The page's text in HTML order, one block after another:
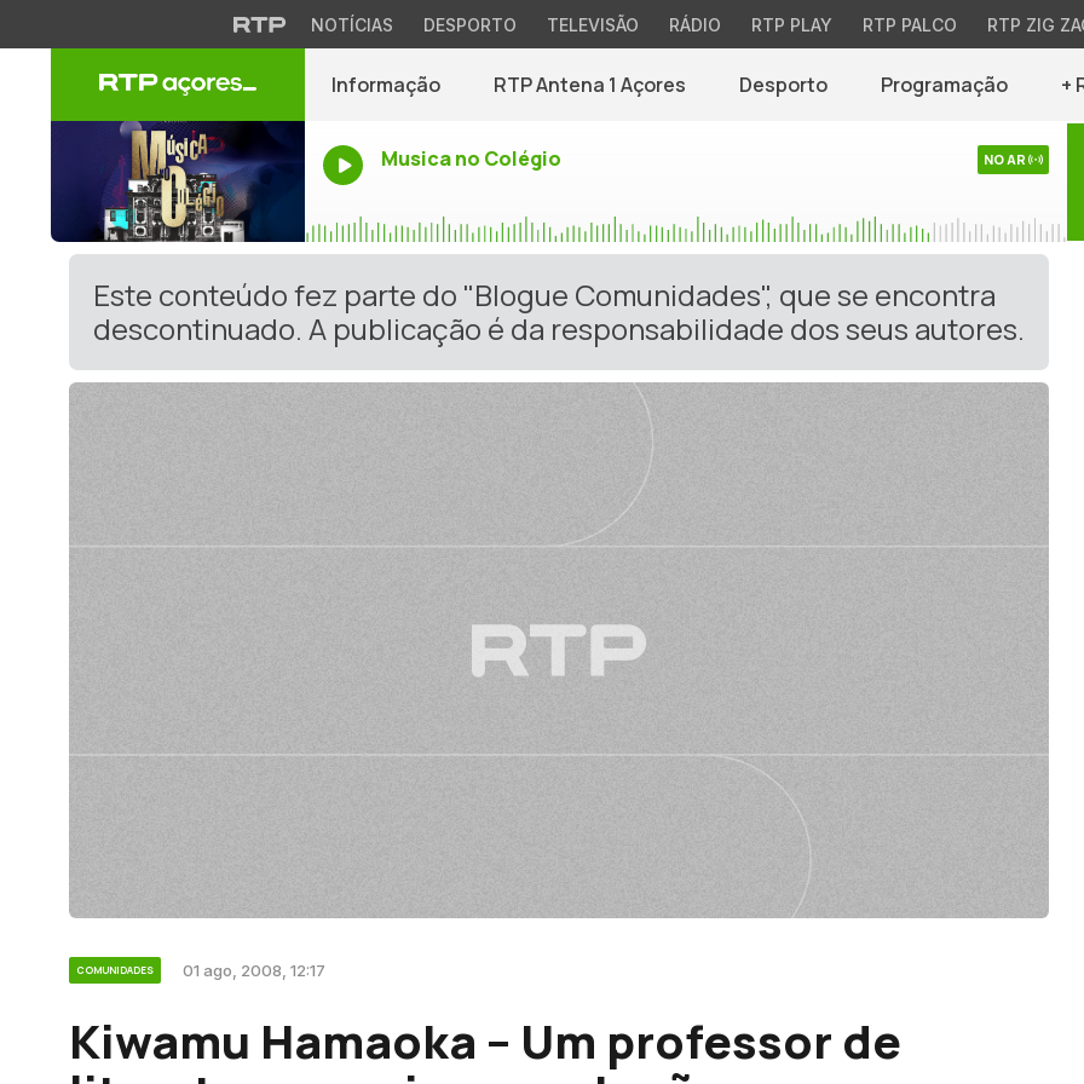
NOTÍCIAS DESPORTO TELEVISÃO RÁDIO RTP PLAY RTP PALCO RTP ZIG
Informação RTP Antena 1 Açores Desporto Programação +
Musica no Colégio NO AR
Este conteúdo fez parte do "Blogue Comunidades", que se encontra
descontinuado. A publicação é da responsabilidade dos seus autores.
COMUNIDADES 01 ago, 2008, 12:17
Kiwamu Hamaoka – Um professor de